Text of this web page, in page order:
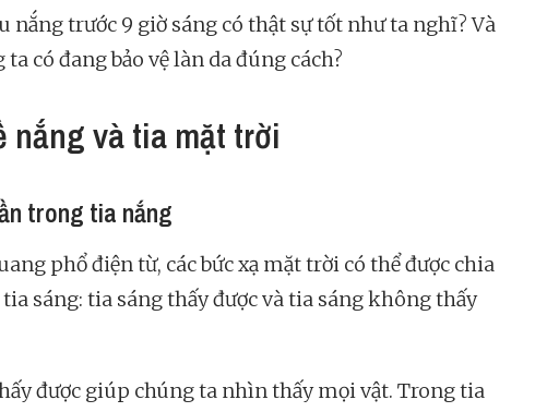
nắng trước 9 giờ sáng có thật sự tốt như ta nghĩ? Và
có đang bảo vệ làn da đúng cách?
nắng và tia mặt trời
trong tia nắng
phổ điện từ, các bức xạ mặt trời có thể được chia
sáng: tia sáng thấy được và tia sáng không thấy
được giúp chúng ta nhìn thấy mọi vật. Trong tia